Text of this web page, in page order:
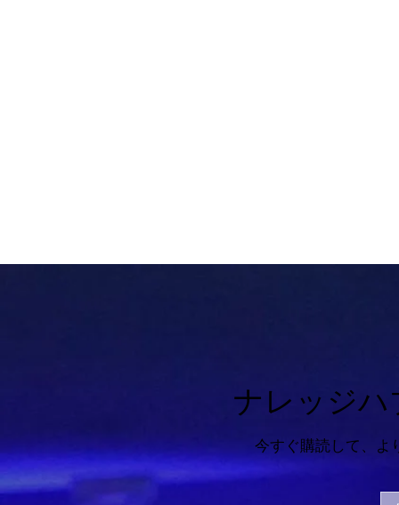
ナレッジ
今すぐ購読して、よ